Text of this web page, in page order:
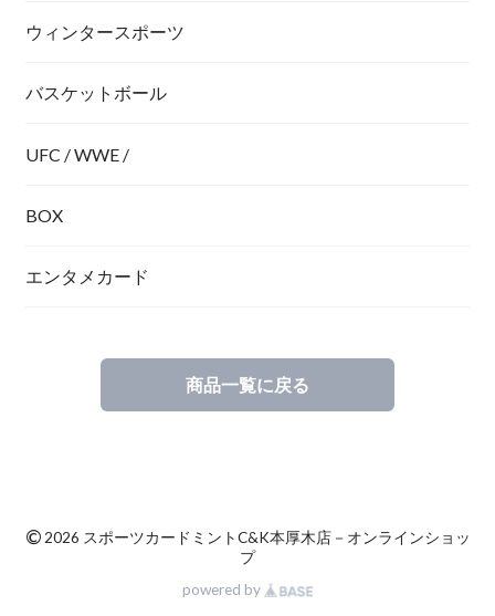
ウィンタースポーツ
バスケットボール
UFC / WWE /
BOX
エンタメカード
商品一覧に戻る
©2026 スポーツカードミントC&K本厚木店－オンラインショッ
プ
powered by